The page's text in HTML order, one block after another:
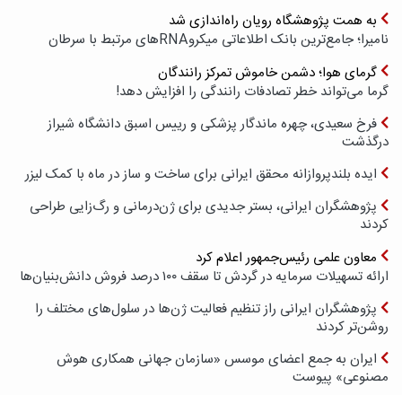
به همت پژوهشگاه رویان راه‌اندازی شد
نامیرا؛ جامع‌ترین بانک اطلاعاتی میکروRNAهای مرتبط با سرطان
گرمای هوا؛ دشمن خاموش تمرکز رانندگان
گرما می‌تواند خطر تصادفات رانندگی را افزایش دهد!
فرخ سعیدی، چهره ماندگار پزشکی و رییس اسبق دانشگاه شیراز
درگذشت
ایده بلندپروازانه محقق ایرانی برای ساخت و ساز در ماه با کمک لیزر
پژوهشگران ایرانی، بستر جدیدی برای ژن‌درمانی و رگ‌زایی طراحی
کردند
معاون علمی رئیس‌جمهور اعلام کرد
ارائه تسهیلات سرمایه در گردش تا سقف ۱۰۰ درصد فروش دانش‌بنیان‌ها
پژوهشگران ایرانی راز تنظیم فعالیت ژن‌ها در سلول‌های مختلف را
روشن‌تر کردند
ایران به جمع اعضای موسس «سازمان جهانی همکاری هوش
مصنوعی» پیوست